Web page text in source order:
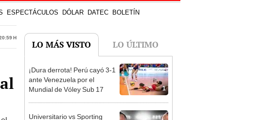
ESPECTÁCULOS DÓLAR DATEC BOLETÍN
h
LO MÁS VISTO LO ÚLTIMO
1
¡Dura derrota! Perú cayó 3-1
ante Venezuela por el
Mundial de Vóley Sub 17
Universitario vs Sporting